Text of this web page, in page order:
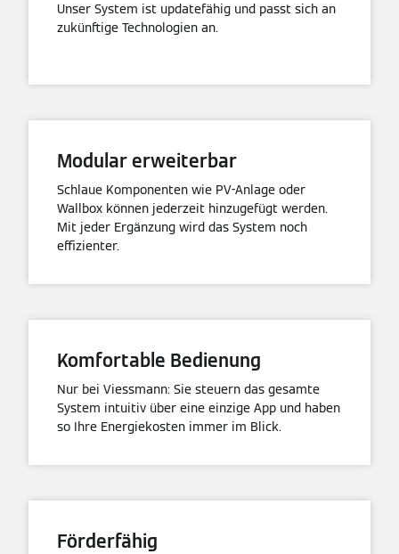
Unser System ist updatefähig und passt sich an
zukünftige Technologien an.
Modular erweiterbar
Schlaue Komponenten wie PV-Anlage oder
Wallbox können jederzeit hinzugefügt werden.
Mit jeder Ergänzung wird das System noch
effizienter.
Komfortable Bedienung
Nur bei Viessmann: Sie steuern das gesamte
System intuitiv über eine einzige App und haben
so Ihre Energiekosten immer im Blick.
Förderfähig